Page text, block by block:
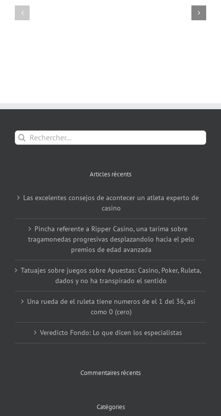
Rechercher:
Articles récents
Las excelentes consejos de acontecer un atleta experto de
casino
Pincha referente a Ripper Casino, una tarima sobre
tragamonedas progresivas desplazandolo hacia el pelo
premios de edad avanzada
Tatuajes sobre juegos sobre Apuestas: Casino, Poker, Ruleta,
dados y no ha transpirado el sentido
Una rueda de el ruleta tiene numeros de el 1 del 36, asi
como 0 (cero)
Veredicto Fondo: Lo que dicen los especialistas
Commentaires récents
Catégories